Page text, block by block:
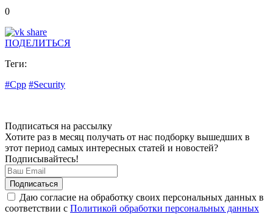
0
ПОДЕЛИТЬСЯ
Теги:
#Cpp #Security
Подписаться на рассылку
Хотите раз в месяц получать от нас подборку вышедших в
этот период самых интересных статей и новостей?
Подписывайтесь!
Даю согласие на обработку своих персональных данных в
соответствии с Политикой обработки персональных данных